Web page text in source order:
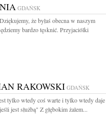
GDAŃSK
że byłaś obecna w naszym
bardzo tęsknić. Przyjaciólki
RAKOWSKI GDAŃSK
tylko wtedy coś warte i tylko wtedy daje
jest służbą" Z głębokim żalem...